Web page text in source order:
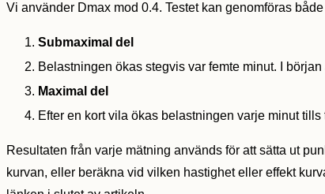
Vi använder Dmax mod 0.4. Testet kan genomföras
Submaximal del
Belastningen ökas stegvis var femte minut. I
Maximal del
Efter en kort vila ökas belastningen varje minut
Resultaten från varje mätning används för att sätta ut
kurvan, eller beräkna vid vilken hastighet eller effekt